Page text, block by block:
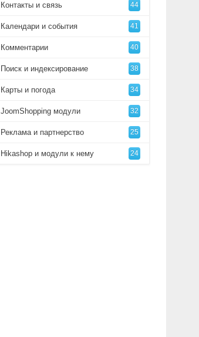
Контакты и связь 44
Календари и события 41
Комментарии 40
Поиск и индексирование 38
Карты и погода 34
JoomShopping модули 32
Реклама и партнерство 25
Hikashop и модули к нему 24